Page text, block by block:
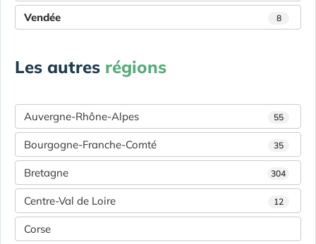
Vendée 8
Les autres régions
Auvergne-Rhône-Alpes 55
Bourgogne-Franche-Comté 35
Bretagne 304
Centre-Val de Loire 12
Corse